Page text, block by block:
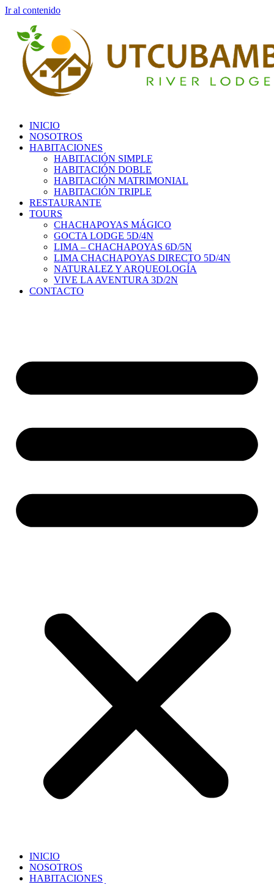
Ir al contenido
INICIO
NOSOTROS
HABITACIONES
HABITACIÓN SIMPLE
HABITACIÓN DOBLE
HABITACIÓN MATRIMONIAL
HABITACIÓN TRIPLE
RESTAURANTE
TOURS
CHACHAPOYAS MÁGICO
GOCTA LODGE 5D/4N
LIMA – CHACHAPOYAS 6D/5N
LIMA CHACHAPOYAS DIRECTO 5D/4N
NATURALEZ Y ARQUEOLOGÍA
VIVE LA AVENTURA 3D/2N
CONTACTO
INICIO
NOSOTROS
HABITACIONES